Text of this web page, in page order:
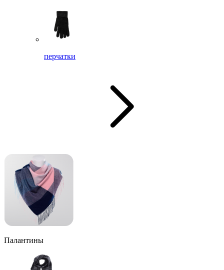
перчатки
Палантины